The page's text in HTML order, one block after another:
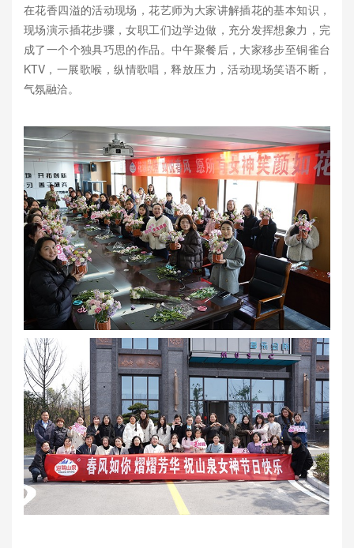
在花香四溢的活动现场，花艺师为大家讲解插花的基本知识，
现场演示插花步骤，女职工们边学边做，充分发挥想象力，完
成了一个个独具巧思的作品。中午聚餐后，大家移步至铜雀台
KTV，一展歌喉，纵情歌唱，释放压力，活动现场笑语不断，
气氛融洽。